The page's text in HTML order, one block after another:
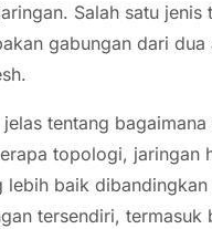
Salah satu
gabungan dari
tentang
topologi, jaringan
baik
tersendiri, termasuk